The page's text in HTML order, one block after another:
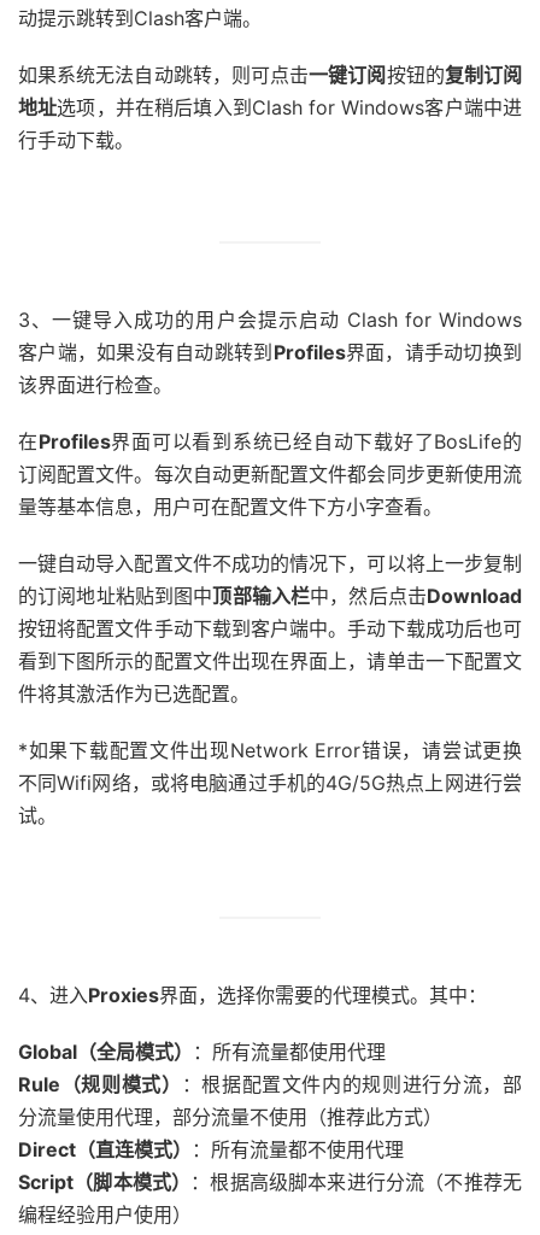
动提示跳转到Clash客户端。
如果系统无法自动跳转，则可点击一键订阅按钮的复制订阅
地址选项，并在稍后填入到Clash for Windows客户端中进
行手动下载。
3、一键导入成功的用户会提示启动 Clash for Windows
客户端，如果没有自动跳转到 Profiles界面，请手动切换到
该界面进行检查。
在Profiles界面可以看到系统已经自动下载好了BosLife的
订阅配置文件。每次自动更新配置文件都会同步更新使用流
量等基本信息，用户可在配置文件下方小字查看。
一键自动导入配置文件不成功的情况下，可以将上一步复制
的订阅地址粘贴到图中顶部输入栏中，然后点击Download
按钮将配置文件手动下载到客户端中。手动下载成功后也可
看到下图所示的配置文件出现在界面上，请单击一下配置文
件将其激活作为已选配置。
*如果下载配置文件出现Network Error错误，请尝试更换
不同Wifi网络，或将电脑通过手机的4G/5G热点上网进行尝
试。
4、进入Proxies界面，选择你需要的代理模式。其中：
Global（全局模式）
：所有流量都使用代理
Rule（规则模式）
：根据配置文件内的规则进行分流，部
分流量使用代理，部分流量不使用（推荐此方式）
Direct（直连模式）
：所有流量都不使用代理
Script（脚本模式）
：根据高级脚本来进行分流（不推荐无
编程经验用户使用）